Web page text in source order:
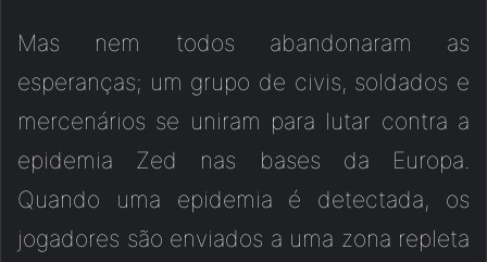
Mas nem todos abandonaram as
esperanças; um grupo de civis, soldados e
mercenários se uniram para lutar contra a
epidemia Zed nas bases da Europa.
Quando uma epidemia é detectada, os
jogadores são enviados a uma zona repleta